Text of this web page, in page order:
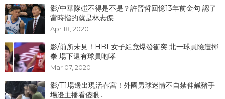
影/中華隊碰不得是不是？許晉哲回憶13年前金句 認了
當時指的就是林志傑
Apr 18, 2020
影/前所未見！HBL女子組竟爆發衝突 北一球員險遭揮
拳 場下還有球員咆哮
Mar 07, 2020
影/T1場邊出現活春宮！外國男球迷情不自禁伸鹹豬手
場邊主播看傻眼...